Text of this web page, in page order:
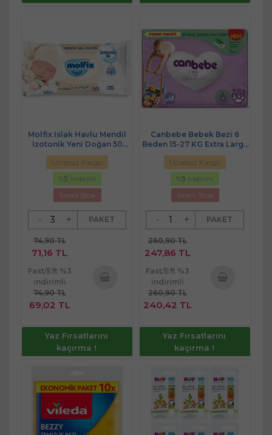
Molfix Islak Havlu Mendil
İzotonik Yeni Doğan 50
Yaprak Pamuklu Tekli
Plastik Kapaklı
Ücretsiz Kargo
%5 İndirim
Sınırlı Stok
- + PAKET
74,90 TL
71,16 TL
Fast/Eft %3
indirimli
74,90 TL
69,02 TL
Yaz Fırsatlarını
kaçırma !
Canbebe Bebek Bezi 6
Beden 15-27 KG Extra Large
32 Adet Fırsat Pk
Ücretsiz Kargo
%5 İndirim
Sınırlı Stok
- + PAKET
260,90 TL
247,86 TL
Fast/Eft %3
indirimli
260,90 TL
240,42 TL
Yaz Fırsatlarını
kaçırma !